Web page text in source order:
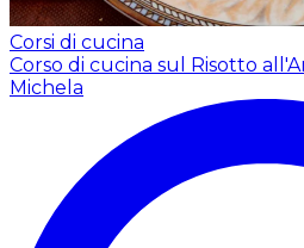
Corsi di cucina
Corso di cucina sul Risotto
Michela